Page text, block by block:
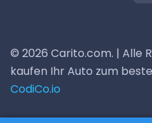
© 2026 Carito.com. | Alle
kaufen Ihr Auto zum
CodiCo.io